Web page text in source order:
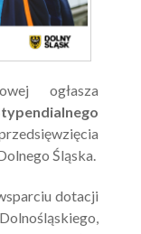
ogłasza
Śląska.
dotacji